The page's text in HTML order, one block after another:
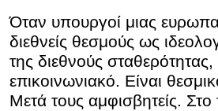
Όταν υπουργοί μιας
διεθνείς θεσμούς ως
της διεθνούς
επικοινωνιακό. Είναι
Μετά τους αμφισβητείς.